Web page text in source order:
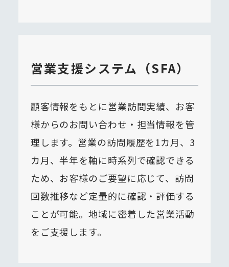
営業支援システム（SFA）
顧客情報をもとに営業訪問実績、お客
様からのお問い合わせ・担当情報を管
理します。営業の訪問履歴を1カ月、3
カ月、半年を軸に時系列で確認できる
ため、お客様のご要望に応じて、訪問
回数推移など定量的に確認・評価する
ことが可能。地域に密着した営業活動
をご支援します。